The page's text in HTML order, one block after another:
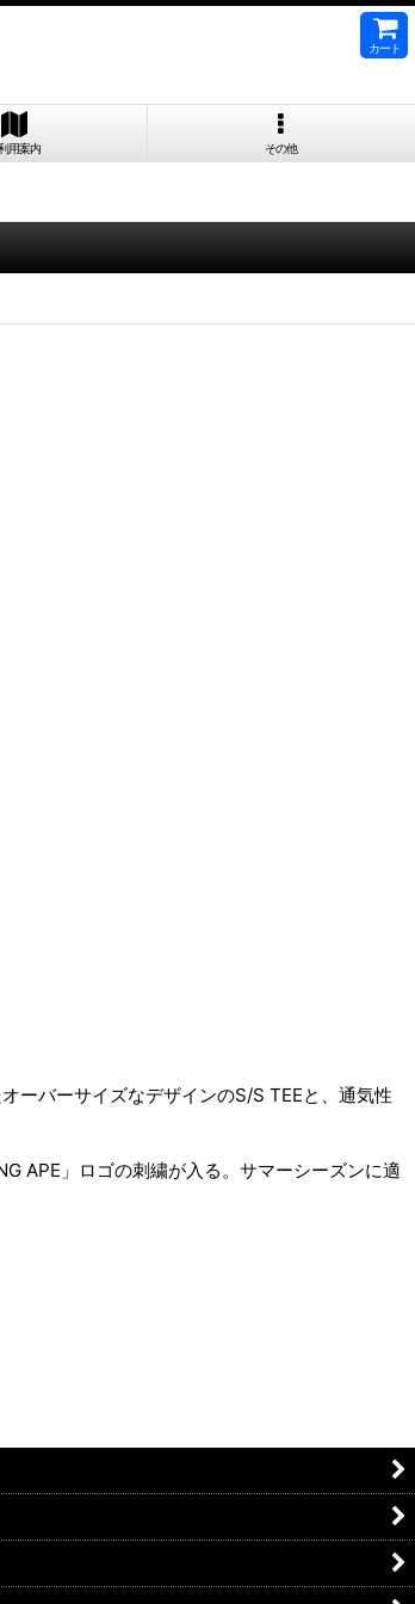
カート
用案内 その他
ーバーサイズなデザインのS/S TEEと、通気性
APE」ロゴの刺繍が入る。サマーシーズンに適